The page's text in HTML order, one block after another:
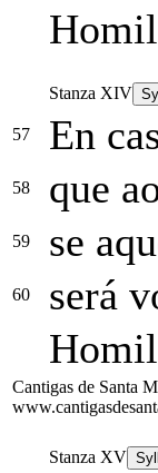
Stanza XIV
57 En
58 que
59 se
60 será
Cantigas de Santa
Stanza XV